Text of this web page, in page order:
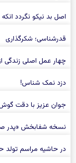
اصل بد نیکو نگردد
قدرشناسی؛ شکرگذاری
چهار عمل اصلی زندگی
دزد نمک شناس!
جوان عزیز با دقت
نسخه شفابخش «پدر
در حاشیه مراسم تولد